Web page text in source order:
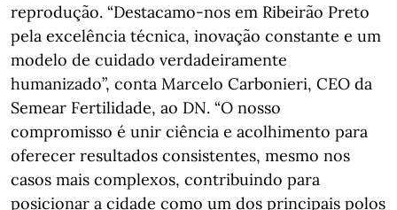
reprodução. “Destacamo-nos em Ribeirão Preto
pela excelência técnica, inovação constante e um
modelo de cuidado verdadeiramente
humanizado”, conta Marcelo Carbonieri, CEO da
Semear Fertilidade, ao DN. “O nosso
compromisso é unir ciência e acolhimento para
oferecer resultados consistentes, mesmo nos
casos mais complexos, contribuindo para
posicionar a cidade como um dos principais polos